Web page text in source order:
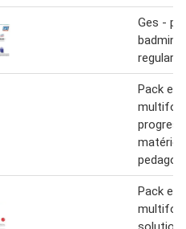
Ges -
regular
Pack eco
matériel
Pack eco